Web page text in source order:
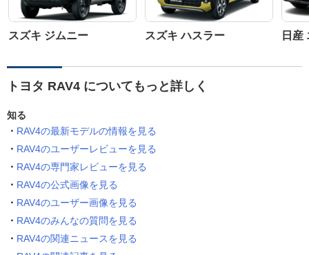
スズキ ジムニー スズキ ハスラー 日産
トヨタ RAV4 についてもっと詳しく
知る
RAV4の最新モデルの情報を見る
RAV4のユーザーレビューを見る
RAV4の専門家レビューを見る
RAV4の公式画像を見る
RAV4のユーザー画像を見る
RAV4のみんなの質問を見る
RAV4の関連ニュースを見る